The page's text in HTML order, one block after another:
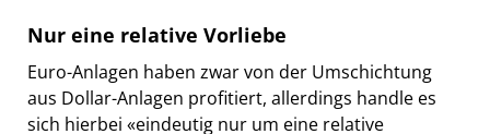
Nur eine relative Vorliebe
Euro-Anlagen haben zwar von der Umschichtung
aus Dollar-Anlagen profitiert, allerdings handle es
sich hierbei «eindeutig nur um eine relative